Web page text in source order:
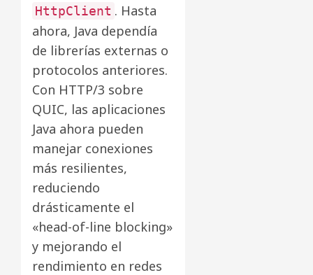
HttpClient . Hasta
ahora, Java dependía
de librerías externas o
protocolos anteriores.
Con HTTP/3 sobre
QUIC, las aplicaciones
Java ahora pueden
manejar conexiones
más resilientes,
reduciendo
drásticamente el
«head-of-line blocking»
y mejorando el
rendimiento en redes